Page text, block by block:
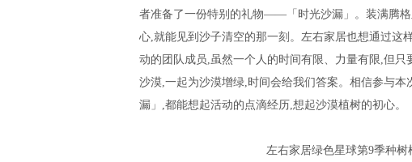
者准备了一份特别的礼物——「时光沙漏」。装满腾
心,就能见到沙子清空的那一刻。左右家居也想通过这
动的团队成员,虽然一个人的时间有限、力量有限,但
沙漠,一起为沙漠增绿,时间会给我们答案。相信参与
漏」,都能想起活动的点滴经历,想起沙漠植树的初心。
左右家居绿色星球第9季种